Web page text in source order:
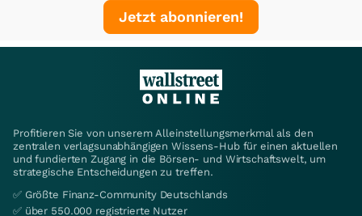
Jetzt abonnieren!
Profitieren Sie von unserem Alleinstellungsmerkmal als den
zentralen verlagsunabhängigen Wissens-Hub für einen aktuellen
und fundierten Zugang in die Börsen- und Wirtschaftswelt, um
strategische Entscheidungen zu treffen.
✅ Größte Finanz-Community Deutschlands
✅ über 550.000 registrierte Nutzer